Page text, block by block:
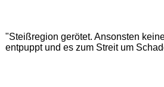
"Steißregion gerötet. Ansonsten
entpuppt und es zum Streit um